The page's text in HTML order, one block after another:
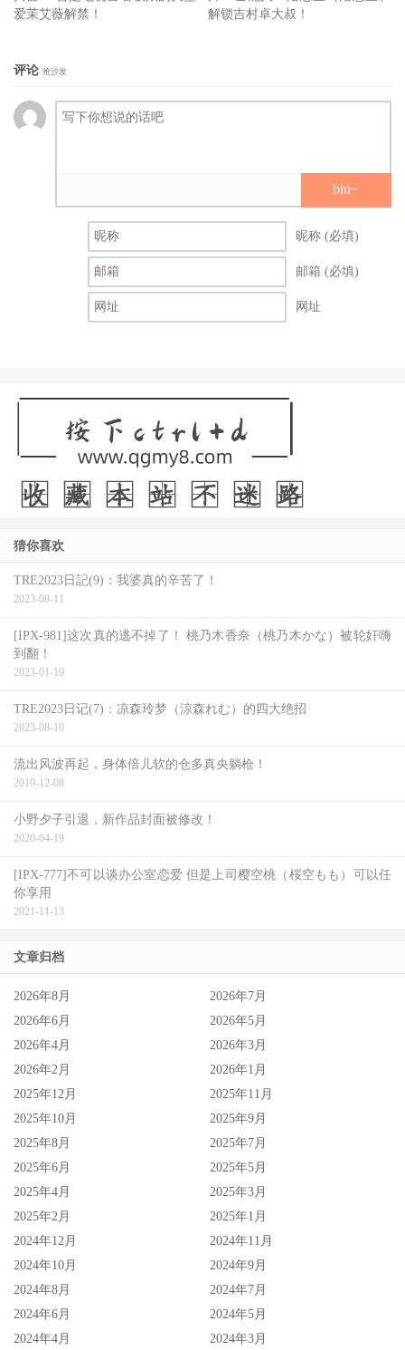
没错吧，透过下巴那颗痣应该就可以确定了，这位2016年入
团、隶属于花组演出女性角色的的樱月のあ(樱月乃亚)就是
爱茉艾薇解禁！
解锁吉村卓大叔！
评论 抢沙发
biu~
昵称 (必填)
邮箱 (必填)
网址
猜你喜欢
TRE2023日記(9)：我婆真的辛苦了！
2023-08-11
[IPX-981]这次真的逃不掉了！ 桃乃木香奈（桃乃木かな）被轮奸嗨
到翻！
2023-01-19
TRE2023日记(7)：凉森玲梦（涼森れむ）的四大绝招
2023-08-10
流出风波再起，身体倍儿软的仓多真央躺枪！
2019-12-08
小野夕子引退，新作品封面被修改！
2020-04-19
[IPX-777]不可以谈办公室恋爱 但是上司樱空桃（桜空もも）可以任
你享用
2021-11-13
文章归档
2026年8月
2026年7月
2026年6月
2026年5月
2026年4月
2026年3月
2026年2月
2026年1月
2025年12月
2025年11月
2025年10月
2025年9月
2025年8月
2025年7月
2025年6月
2025年5月
2025年4月
2025年3月
2025年2月
2025年1月
2024年12月
2024年11月
2024年10月
2024年9月
2024年8月
2024年7月
2024年6月
2024年5月
2024年4月
2024年3月